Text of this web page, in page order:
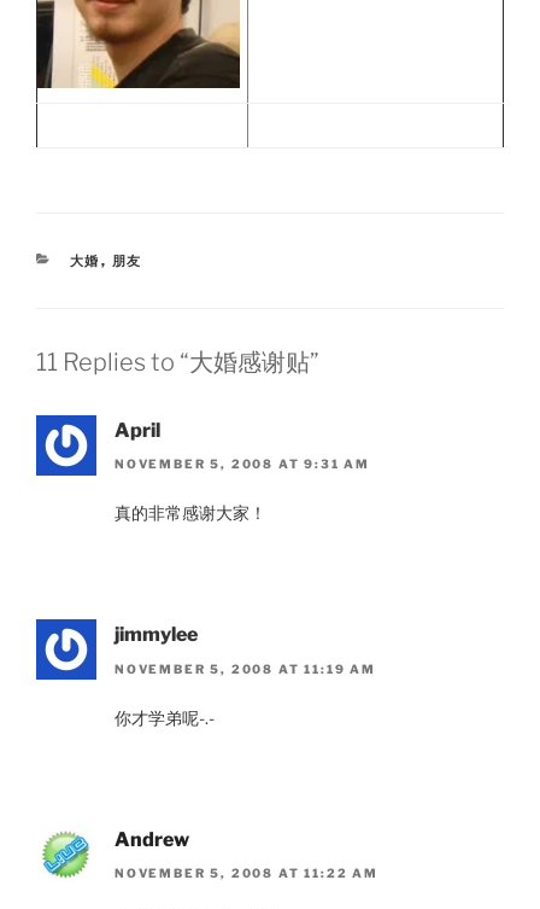
CATEGORIES
大婚 , 朋友
11 Replies to “大婚感谢贴”
April
NOVEMBER 5, 2008 AT 9:31 AM
真的非常感谢大家！
jimmylee
NOVEMBER 5, 2008 AT 11:19 AM
你才学弟呢-.-
Andrew
NOVEMBER 5, 2008 AT 11:22 AM